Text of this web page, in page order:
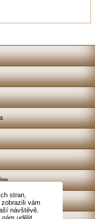
stran,
vám
návštěvě.